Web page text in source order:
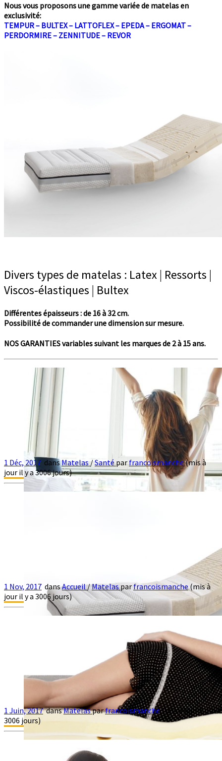
Nous vous proposons une gamme variée de matelas en
exclusivité:
TEMPUR – BULTEX – LATTOFLEX – EPEDA – ERGOMAT –
PERDORMIRE – ZENNITUDE – REVOR
Divers types de matelas : Latex | Ressorts |
Viscos-élastiques | Bultex
Différentes épaisseurs : de 16 à 32 cm.
Possibilité de commander une dimension sur mesure.
NOS GARANTIES variables suivant les marques de 2 à 15 ans.
Le matelas en général
Le matelas, qui contribue au soutien du dos, joue un rôle de
1 Déc, 2017 dansMatelas/Santéparfrancoismanche(mis à
jour il y a 3006 jours)
Matelas latex
Avantages du latex: – Le latex est incroyablement élastique et
répartit la pression de façon uniforme. Votre matelas […]
1 Nov, 2017 dansAccueil/Matelaspar francoismanche(mis à
jour il y a 3006 jours)
1 Juin, 2017dansMatelasparfrancoismanche(mis à jour il y a
3006 jours)